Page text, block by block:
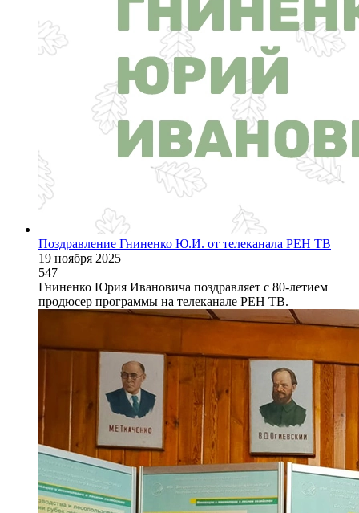
Поздравление Гниненко Ю.И. от телеканала РЕН ТВ
19 ноября 2025
547
Гниненко Юрия Ивановича поздравляет с 80-летием
продюсер программы на телеканале РЕН ТВ.